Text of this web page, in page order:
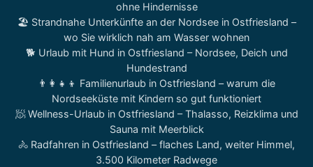
ohne Hindernisse
🏖️ Strandnahe Unterkünfte an der Nordsee in Ostfriesland –
wo Sie wirklich nah am Wasser wohnen
🐕 Urlaub mit Hund in Ostfriesland – Nordsee, Deich und
Hundestrand
👨‍👩‍👧‍👦 Familienurlaub in Ostfriesland – warum die
Nordseeküste mit Kindern so gut funktioniert
🧖 Wellness-Urlaub in Ostfriesland – Thalasso, Reizklima und
Sauna mit Meerblick
🚴 Radfahren in Ostfriesland – flaches Land, weiter Himmel,
3.500 Kilometer Radwege